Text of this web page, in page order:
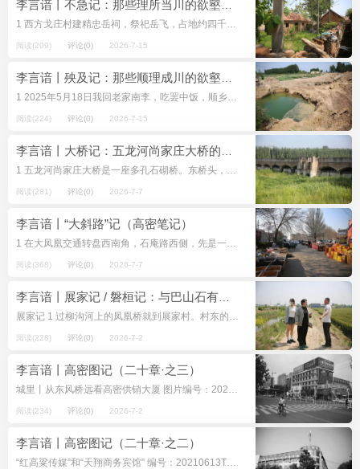
1 西方戈庄村建精忠岳祠，祭祀岳飞，占地约四千平方米，大殿、门楼和围墙都是琉璃瓦覆顶，金色闪耀。祠后丛林是高密与昌邑的界山笔架山，海拔四十米，都是起伏不定的丘陵地。祠南是村落，新屋和...
阅读(209) 评论(0) 2026-7-15
1 2025年5月18日我回老家南李，吃罢中饭，顺乡道往南散步消食，仿佛见过世面的样子，整整太阳帽，戴上口罩，摘眼镜拿在手里，想着韩愈诗中的怪字怎么解，王念孙捻胡须的阴阳怪气怎么描述...
阅读(224) 评论(0) 2026-7-15
1 五龙河尚家庄大桥是一座多孔石砌桥。东桥头，不包括横一路、导流沟、南到东郇村的下道，还有三样东西值得记取：护桥房、大柳树和影壁墙。 护桥房位于东桥头横一路北，由一截长二、三十米的泥沙路连着。泥...
阅读(281) 评论(0) 2026-7-7
李言谙丨“大斜路”记（高密笔记）
1 在大凤凰交通转盘西南角，石庵路西侧，先是一米来宽的绿化带，绿化带中间三棵大柳树，树下是瓦房围起来的小院。小院不小。不小的原因是院落按地形围成直角三角形，这边看不到那边，尖头看不到底边。靠石庵路一...
阅读(368) 评论(0) 2026-7-7
展家记 1 过柳沟河上的凤凰桥就到展家村。村东的凤凰桥到村西的大牟家镇展家村供销综合服务社大院有一条一公里长二十五米宽的柏油路，是展家村北的主要街道。这条路叫高周路，路南是展家新...
阅读(228) 评论(0) 2026-7-2
李言谙丨高密图记（二十章·之三）
城里丨从东风桥远看高密供销大厦 图片编号：20210827T79A4522 坐标：苏州街 摄影：李言谙（阿龙） 拍摄时间：2021年8月27日 注：原图为彩色 立东风桥北侧栏杆，视...
阅读(234) 评论(0) 2026-7-2
李言谙丨高密图记（二十章·之二）
“红高粱传媒”和“天翔商务宾馆” 编号：20210613T79A2167 坐标：齐鲁纺织城 摄影：李言谙（阿龙） 拍摄时间：2021年6月13日 注：原图为彩色 齐鲁纺织城西南角裙楼4...